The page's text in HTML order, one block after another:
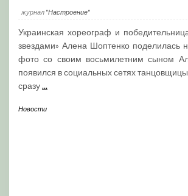
журнал "Настроение"
Украинская хореограф и
звездами» Алена Шоптенко поделилась
фото со своим восьмилетним сыном
появился в социальных сетях
сразу...
Новости